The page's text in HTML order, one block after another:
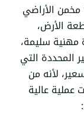
الأراضي
الأرض،
مهنية سليمة،
المحددة التي
لأنه من
عملية عالية